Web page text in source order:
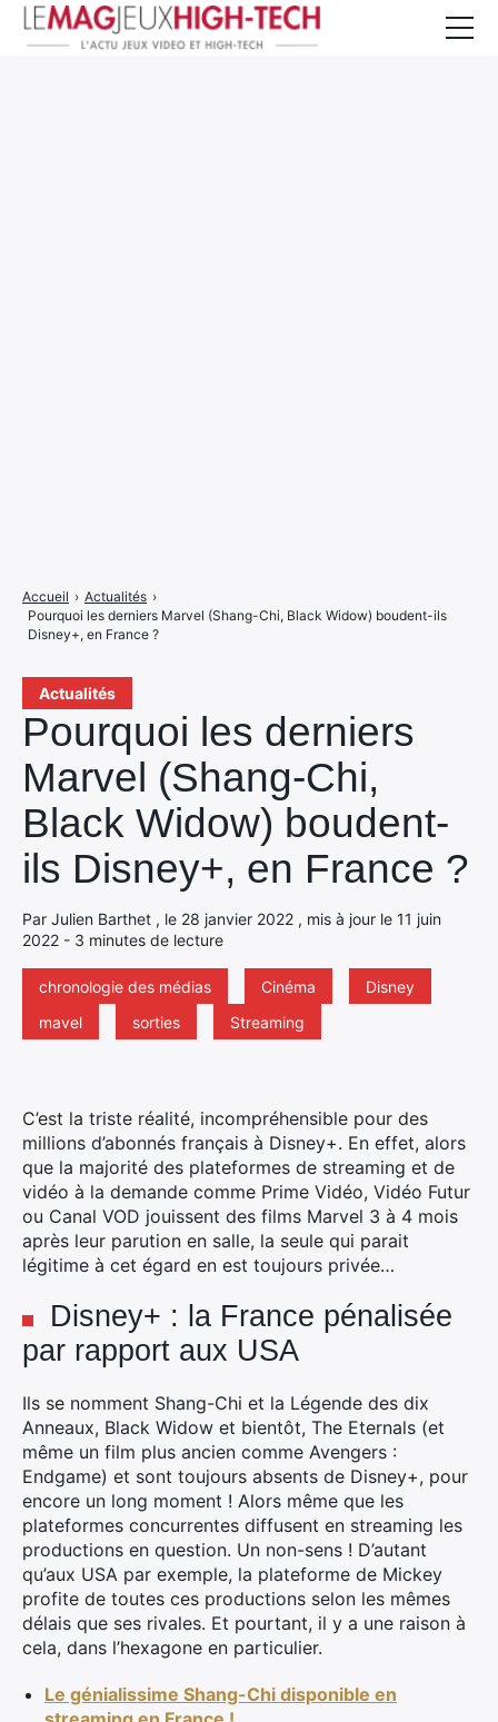
Actualités
Pourquoi les derniers
Marvel (Shang-Chi,
Black Widow) boudent-
ils Disney+, en France ?
Par Julien Barthet , le 28 janvier 2022 , mis à jour le 11 juin
2022 - 3 minutes de lecture
chronologie des médias Cinéma
Disney
mavel
sorties Streaming
Accueil › Actualités ›
Pourquoi les derniers Marvel (Shang-Chi, Black Widow) boudent-ils
Disney+, en France ?
C’est la triste réalité, incompréhensible pour des
millions d’abonnés français à Disney+. En effet, alors
que la majorité des plateformes de streaming et de
vidéo à la demande comme Prime Vidéo, Vidéo Futur
ou Canal VOD jouissent des films Marvel 3 à 4 mois
après leur parution en salle, la seule qui parait
légitime à cet égard en est toujours privée…
Disney+ : la France pénalisée
par rapport aux USA
Ils se nomment Shang-Chi et la Légende des dix
Anneaux, Black Widow et bientôt, The Eternals (et
même un film plus ancien comme Avengers :
Endgame) et sont toujours absents de Disney+, pour
encore un long moment ! Alors même que les
plateformes concurrentes diffusent en streaming les
productions en question. Un non-sens ! D’autant
qu’aux USA par exemple, la plateforme de Mickey
profite de toutes ces productions selon les mêmes
délais que ses rivales. Et pourtant, il y a une raison à
cela, dans l’hexagone en particulier.
Le génialissime Shang-Chi disponible en